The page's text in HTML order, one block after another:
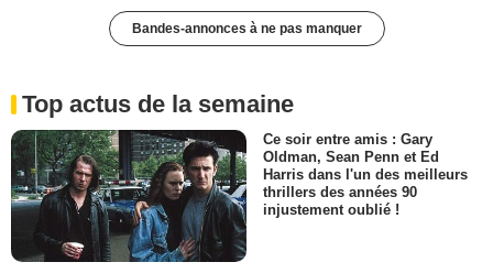
Bandes-annonces à ne pas manquer
Top actus de la semaine
Ce soir entre amis : Gary
Oldman, Sean Penn et Ed
Harris dans l'un des meilleurs
thrillers des années 90
injustement oublié !